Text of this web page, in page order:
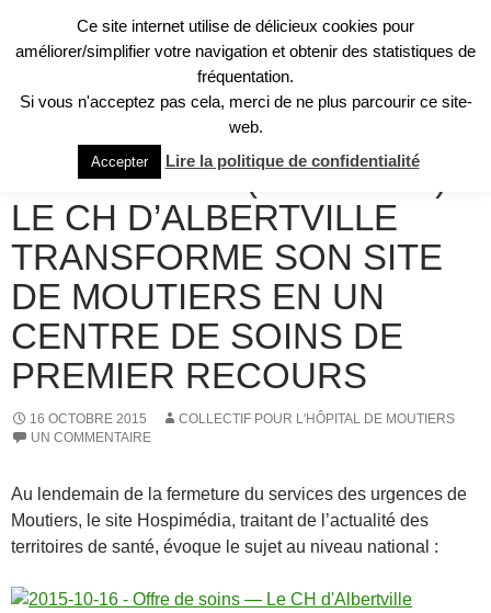
Collectif pour l'Hôpital de Moûtiers
HOSPIMEDIA (16/10/2015) –
LE CH D’ALBERTVILLE
TRANSFORME SON SITE
DE MOUTIERS EN UN
CENTRE DE SOINS DE
PREMIER RECOURS
16 OCTOBRE 2015
COLLECTIF POUR L'HÔPITAL DE MOUTIERS
UN COMMENTAIRE
Au lendemain de la fermeture du services des urgences de
Moutiers, le site Hospimédia, traitant de l’actualité des
territoires de santé, évoque le sujet au niveau national :
Ce site internet utilise de délicieux cookies pour
améliorer/simplifier votre navigation et obtenir des statistiques de
fréquentation.
Si vous n'acceptez pas cela, merci de ne plus parcourir ce site-
web.
Accepter Lire la politique de confidentialité